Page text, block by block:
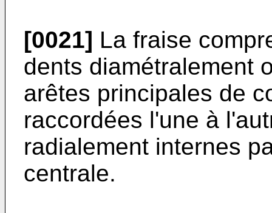
[0021] La fraise
dents diamétralement
arêtes principales de
raccordées l'une à
radialement internes
centrale.